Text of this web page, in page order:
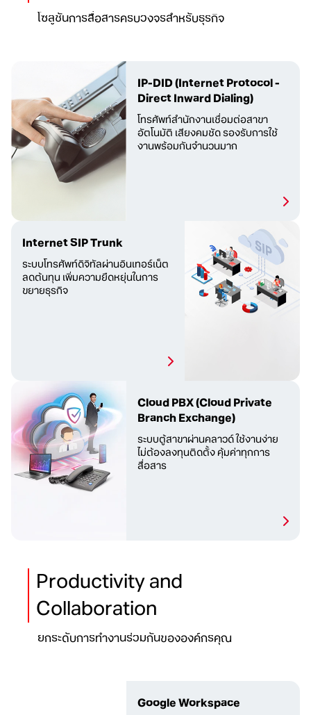
โซลูชันการสื่อสารครบวงจรสำหรับธุรกิจ
IP-DID(Internet Protocol -
Direct Inward Dialing)
โทรศัพท์สำนักงานเชื่อมต่อสาขา
อัตโนมัติ เสียงคมชัด รองรับการใช้
งานพร้อมกันจำนวนมาก
Internet SIP Trunk
ระบบโทรศัพท์ดิจิทัลผ่านอินเทอร์เน็ต
ลดต้นทุน เพิ่มความยืดหยุ่นในการ
ขยายธุรกิจ
Cloud PBX(Cloud Private
Branch Exchange)
ระบบตู้สาขาผ่านคลาวด์ ใช้งานง่าย
ไม่ต้องลงทุนติดตั้ง คุ้มค่าทุกการ
สื่อสาร
Productivity and
Collaboration
ยกระดับการทำงานร่วมกันขององค์กรคุณ
Google Workspace